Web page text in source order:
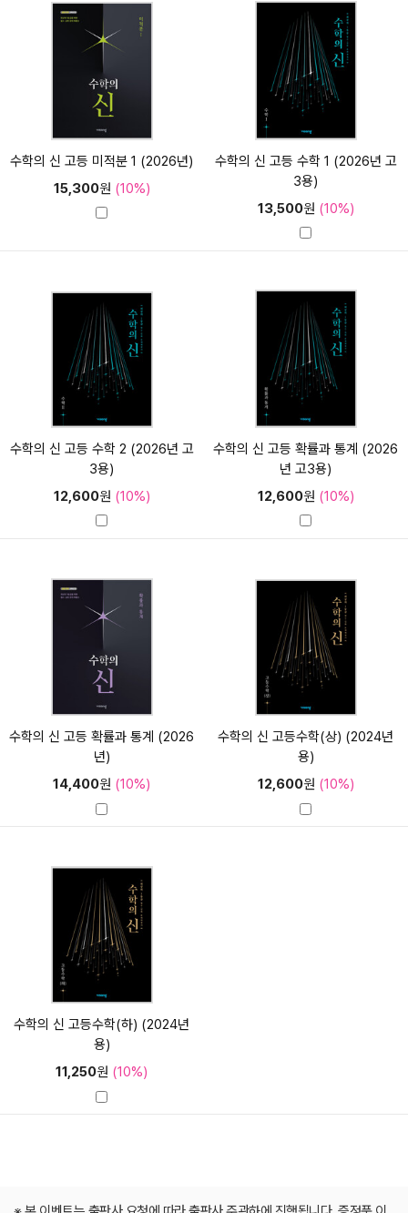
수학의 신 고등 미적분 1 (2026년)
15,300원 (10%)
수학의 신 고등 수학 1 (2026년 고
3용)
13,500원 (10%)
수학의 신 고등 수학 2 (2026년 고
3용)
12,600원 (10%)
수학의 신 고등 확률과 통계 (2026
년 고3용)
12,600원 (10%)
수학의 신 고등 확률과 통계 (2026
년)
14,400원 (10%)
수학의 신 고등수학(상) (2024년
용)
12,600원 (10%)
수학의 신 고등수학(하) (2024년
용)
11,250원 (10%)